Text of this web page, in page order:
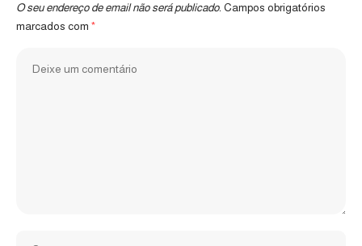
O seu endereço de email não será publicado. Campos obrigatórios
marcados com *